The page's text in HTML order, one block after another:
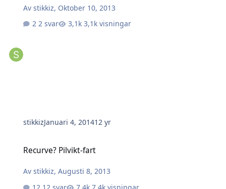
Avstikkiz, Oktober 10, 2013
2 svar
3,1k visningar
stikkizJanuari 4, 201412 yr
Recurve? Pilvikt-fart
Avstikkiz,Augusti 8, 2013